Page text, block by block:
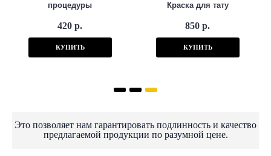
процедуры
420 р.
КУПИТЬ
Краска для тату
850 р.
КУПИТЬ
Это позволяет нам гарантировать подлинность и качество
предлагаемой продукции по разумной цене.